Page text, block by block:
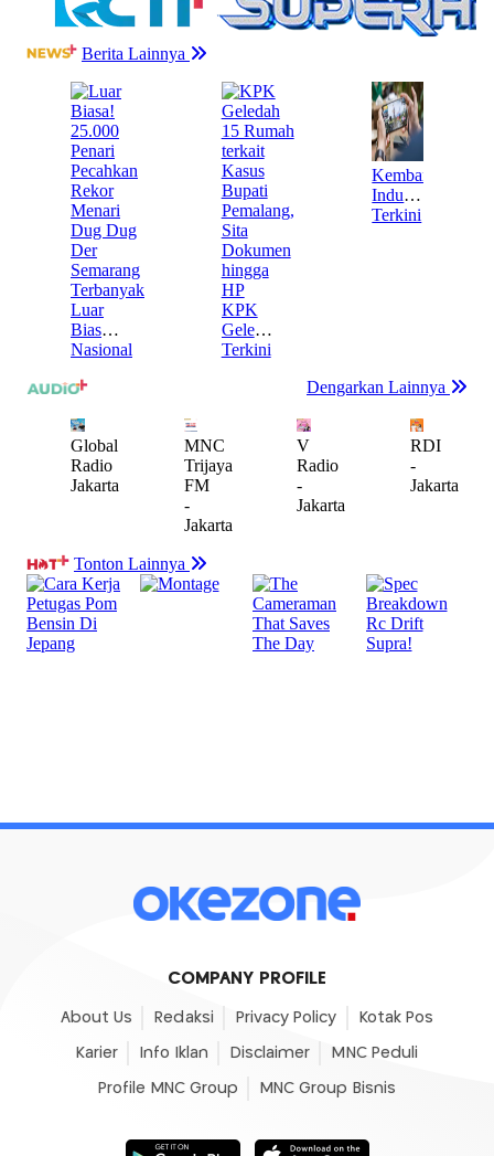
COMPANY PROFILE
About Us Redaksi Privacy Policy Kotak Pos
Karier Info Iklan Disclaimer MNC Peduli
Profile MNC Group MNC Group Bisnis